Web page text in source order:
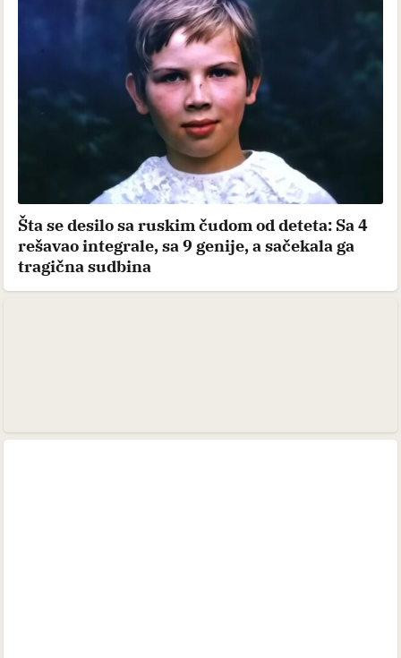
Šta se desilo sa ruskim čudom od deteta: Sa 4
rešavao integrale, sa 9 genije, a sačekala ga
tragična sudbina